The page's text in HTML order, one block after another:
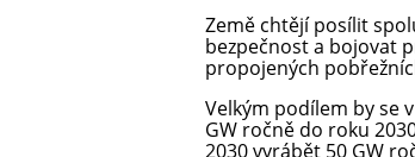
Země chtějí posílit
bezpečnost a bojovat
propojených
Velkým podílem by se
GW ročně do roku
2030 vyrábět 50 GW